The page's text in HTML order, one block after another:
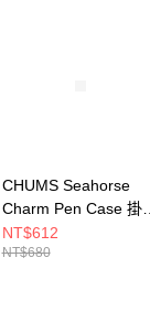
CHUMS Seahorse
Charm Pen Case 掛飾
筆套 CH603871Z031
NT$612
NT$680